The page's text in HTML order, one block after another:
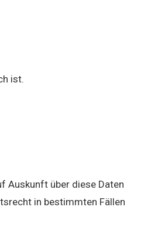
ist.
Auskunft über diese Daten
in bestimmten Fällen